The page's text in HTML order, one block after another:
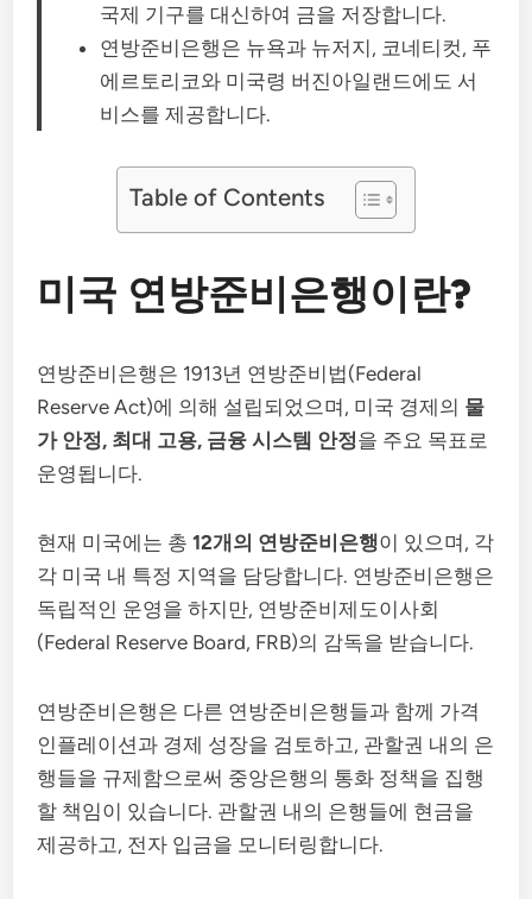
국제 기구를 대신하여 금을 저장합니다.
연방준비은행은 뉴욕과 뉴저지, 코네티컷, 푸
에르토리코와 미국령 버진아일랜드에도 서
비스를 제공합니다.
Table of Contents
미국 연방준비은행이란?
연방준비은행은 1913년 연방준비법(Federal
Reserve Act)에 의해 설립되었으며, 미국 경제의 물
가 안정, 최대 고용, 금융 시스템 안정을 주요 목표로
운영됩니다.
현재 미국에는 총12개의 연방준비은행이 있으며, 각
각 미국 내 특정 지역을 담당합니다. 연방준비은행은
독립적인 운영을 하지만, 연방준비제도이사회
(Federal Reserve Board, FRB)의 감독을 받습니다.
연방준비은행은 다른 연방준비은행들과 함께 가격
인플레이션과 경제 성장을 검토하고, 관할권 내의 은
행들을 규제함으로써 중앙은행의 통화 정책을 집행
할 책임이 있습니다. 관할권 내의 은행들에 현금을
제공하고, 전자 입금을 모니터링합니다.